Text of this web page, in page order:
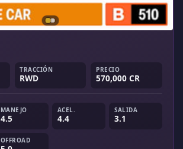
TRACCIÓN
RWD
PRECIO
570,000 CR
MANEJO
4.5
ACEL.
4.4
SALIDA
3.1
OFFROAD